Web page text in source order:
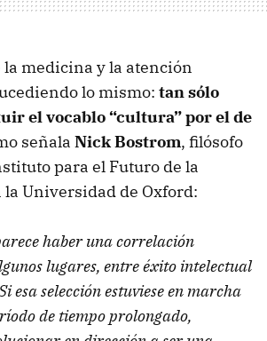
la medicina y la atención
lo mismo: tan sólo
el vocablo “cultura” por el de
señala Nick Bostrom, filósofo
para el Futuro de la
Universidad de Oxford:
haber una correlación
lugares, entre éxito intelectual
esa selección estuviese en marcha
de tiempo prolongado,